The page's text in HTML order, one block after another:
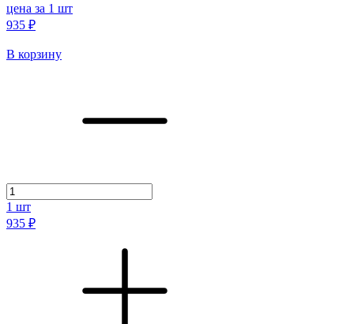
цена за 1 шт
935 ₽
В корзину
1 шт
935 ₽